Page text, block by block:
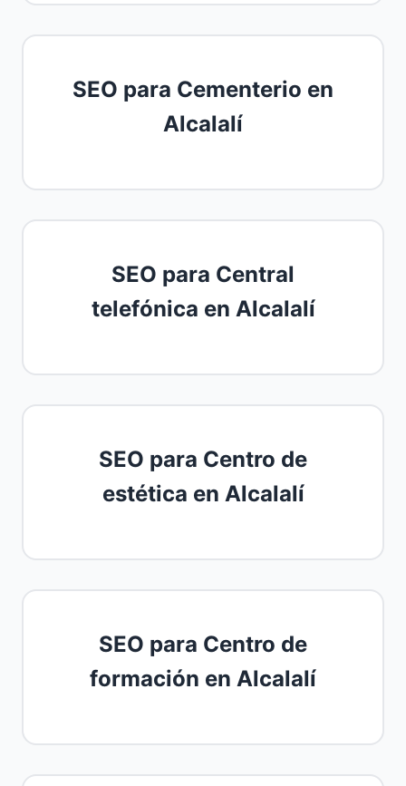
SEO para Cementerio en
Alcalalí
SEO para Central
telefónica en Alcalalí
SEO para Centro de
estética en Alcalalí
SEO para Centro de
formación en Alcalalí